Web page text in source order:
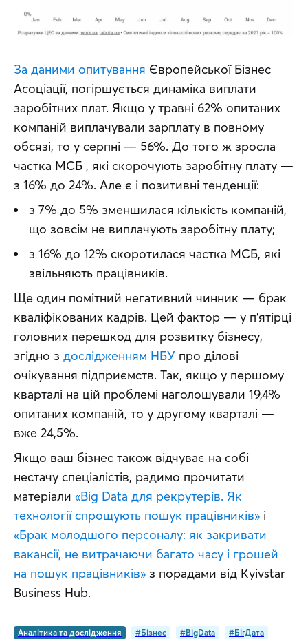
За даними опитування Європейської Бізнес
Асоціації, погіршується динаміка виплати
заробітних плат. Якщо у травні 62% опитаних
компаній виплачували зарплату в повному
обсязі, то у серпні — 56%. До того ж зросла
частка МСБ , які скорочують заробітну плату —
з 16% до 24%. Але є і позитивні тенденції:
з 7% до 5% зменшилася кількість компаній,
що зовсім не виплачують заробітну плату;
з 16% до 12% скоротилася частка МСБ, які
звільняють працівників.
Ще один помітний негативний чинник — брак
кваліфікованих кадрів. Цей фактор — у п’ятірці
головних перешкод для розвитку бізнесу,
згідно з дослідженням НБУ про ділові
очікування підприємств. Так, якщо у першому
кварталі на цій проблемі наголошували 19,4%
опитаних компаній, то у другому кварталі —
вже 24,5%.
Якщо ваш бізнес також відчуває на собі
нестачу спеціалістів, радимо прочитати
матеріали «Big Data для рекрутерів. Як
технології спрощують пошук працівників»
«Брак молодшого персоналу: як закривати
вакансії, не витрачаючи багато часу і грошей
на пошук працівників» з порадами від Kyivstar
Business Hub.
Аналітика та дослідження #Бізнес #BigData #БігДата